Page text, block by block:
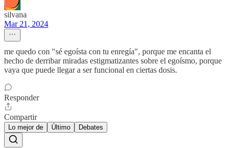
silvana
Mar 21, 2024
me quedo con "sé egoísta con tu enregía", porque me encanta el
hecho de derribar miradas estigmatizantes sobre el egoísmo, porque
vaya que puede llegar a ser funcional en ciertas dosis.
Responder
Compartir
Lo mejor de Último Debates